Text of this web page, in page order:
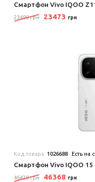
Смартфон Vivo IQOO
23499 грн 23473 грн
Код товара: 1026688 Есть на
Смартфон Vivo IQOO
46420 грн 46368 грн